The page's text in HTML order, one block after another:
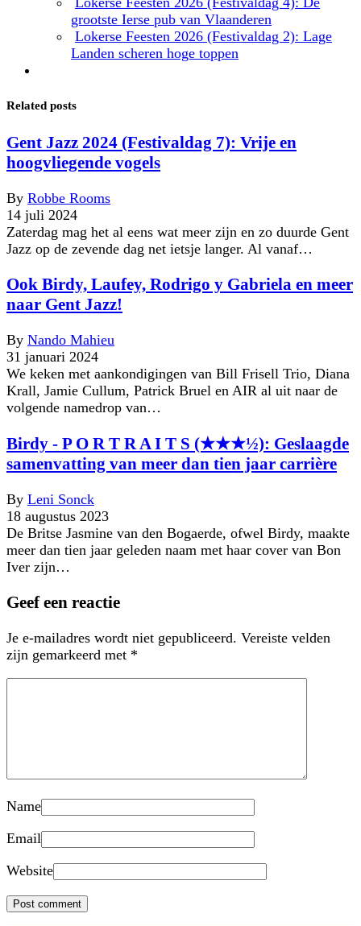
grootste Ierse pub van Vlaanderen
Lokerse Feesten 2026 (Festivaldag 2): Lage
Landen scheren hoge toppen
Related posts
Gent Jazz 2024 (Festivaldag 7): Vrije en
hoogvliegende vogels
By Robbe Rooms
14 juli 2024
Zaterdag mag het al eens wat meer zijn en zo duurde Gent
Jazz op de zevende dag net ietsje langer. Al vanaf…
Ook Birdy, Laufey, Rodrigo y Gabriela en meer
naar Gent Jazz!
By Nando Mahieu
31 januari 2024
We keken met aankondigingen van Bill Frisell Trio, Diana
Krall, Jamie Cullum, Patrick Bruel en AIR al uit naar de
volgende namedrop van…
Birdy - P O R T R A I T S (★★★½): Geslaagde
samenvatting van meer dan tien jaar carrière
By Leni Sonck
18 augustus 2023
De Britse Jasmine van den Bogaerde, ofwel Birdy, maakte
meer dan tien jaar geleden naam met haar cover van Bon
Iver zijn…
Geef een reactie
Je e-mailadres wordt niet gepubliceerd. Vereiste velden
zijn gemarkeerd met *
Name
Email
Website